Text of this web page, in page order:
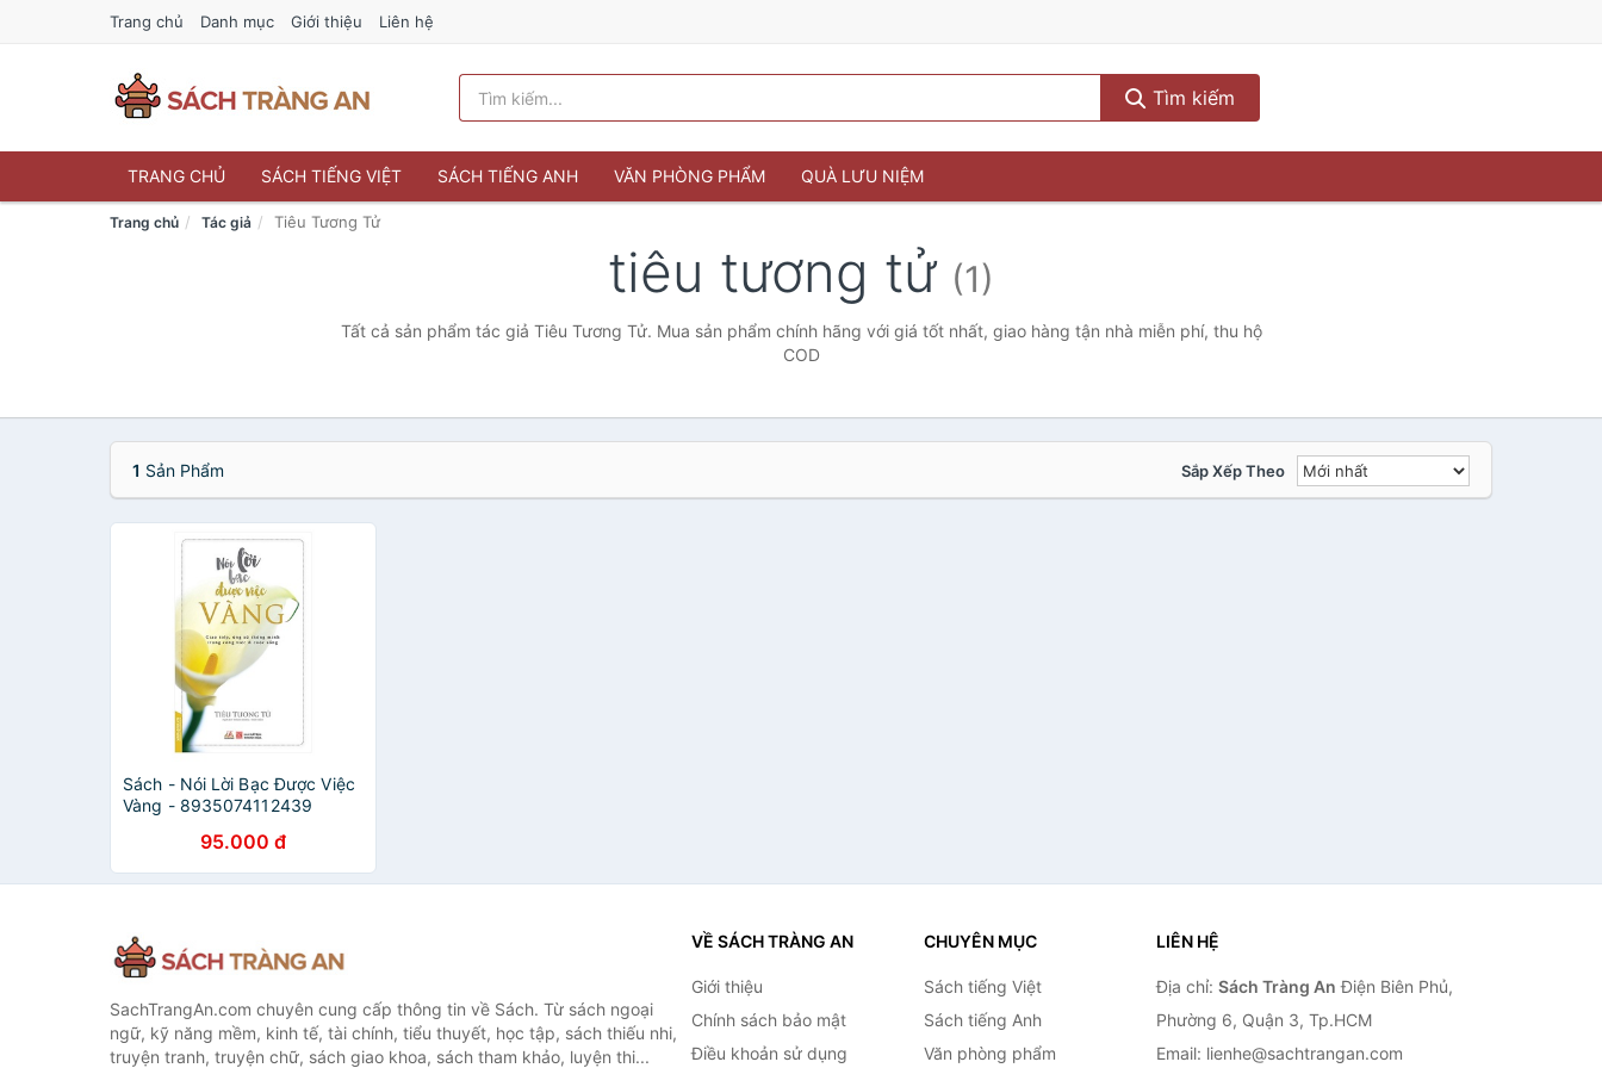
Trang chủ Danh mục Giới thiệu Liên hệ
Tìm kiếm
TRANG CHỦ SÁCH TIẾNG VIỆT SÁCH TIẾNG ANH VĂN PHÒNG PHẨM QUÀ LƯU NIỆM
Trang chủ Tác giả Tiêu Tương Tử
tiêu tương tử (1)
Tất cả sản phẩm tác giả Tiêu Tương Tử. Mua sản phẩm chính hãng với giá tốt nhất, giao hàng tận nhà miễn phí, thu hộ
COD
1 Sản Phẩm Sắp Xếp Theo
Sách - Nói Lời Bạc Được Việc
Vàng - 8935074112439
95.000 đ
SachTrangAn.com chuyên cung cấp thông tin về Sách. Từ sách ngoại
ngữ, kỹ năng mềm, kinh tế, tài chính, tiểu thuyết, học tập, sách thiếu nhi,
truyện tranh, truyện chữ, sách giao khoa, sách tham khảo, luyện thi...
VỀ SÁCH TRÀNG AN
Giới thiệu
Chính sách bảo mật
Điều khoản sử dụng
CHUYÊN MỤC
Sách tiếng Việt
Sách tiếng Anh
Văn phòng phẩm
LIÊN HỆ
Địa chỉ: Sách Tràng An Điện Biên Phủ,
Phường 6, Quận 3, Tp.HCM
Email: lienhe@sachtrangan.com